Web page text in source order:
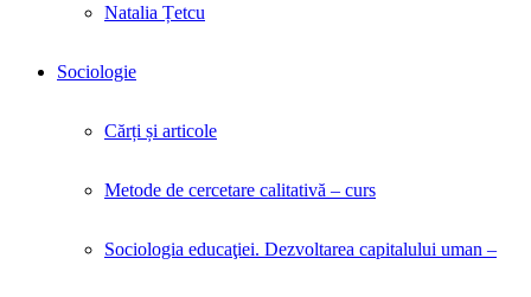
Natalia Țetcu
Sociologie
Cărți și articole
Metode de cercetare calitativă – curs
Sociologia educaţiei. Dezvoltarea capitalului uman –